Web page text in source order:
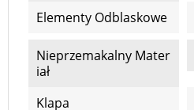
Elementy Odblaskowe
Nieprzemakalny Mater
Iał
Klapa